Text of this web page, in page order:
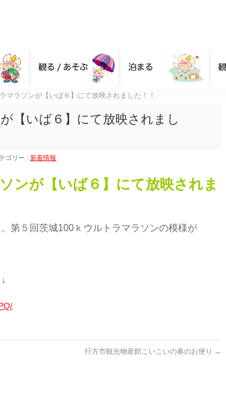
マラソンが【いば６】にて放映されました！！
【いば６】にて放映されまし
ゴリー : 新着情報
ンが【いば６】にて放映されま
第５回茨城100ｋウルトラマラソンの模様が
行方市観光物産館こいこいの春のお便り →